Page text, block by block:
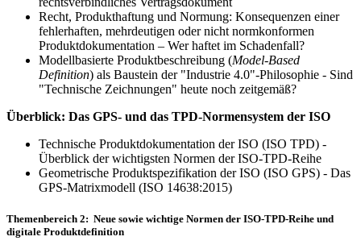
Recht, Produkthaftung und Normung: Konsequenzen einer
fehlerhaften, mehrdeutigen oder nicht norm­kon­formen
Produktdokumentation – Wer haftet im Schadenfall?
Modellbasierte Produktbeschreibung (Model-Based
Definition) als Baustein der "Industrie 4.0"-Philosophie - Sind
"Technische Zeich­nungen" heute noch zeitgemäß?
Überblick: Das GPS- und das TPD-Normensystem der ISO
Technische Produktdokumentation der ISO (ISO TPD) -
Überblick der wichtigsten Normen der ISO-TPD-Reihe
Geometrische Produktspezifikation der ISO (ISO GPS) - Das
GPS-Matrixmodell (ISO 14638:2015)
Themenbereich 2: Neue sowie wichtige Normen der ISO-TPD-Reihe und
digitale Produktdefinition